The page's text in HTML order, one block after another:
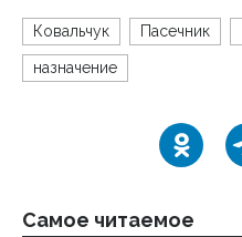
Ковальчук Пасечник
назначение
Самое читаемое